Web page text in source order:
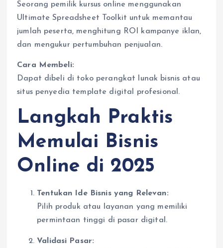
Seorang pemilik kursus online menggunakan
Ultimate Spreadsheet Toolkit untuk memantau
jumlah peserta, menghitung ROI kampanye iklan,
dan mengukur pertumbuhan penjualan.
Cara Membeli:
Dapat dibeli di toko perangkat lunak bisnis atau
situs penyedia template digital profesional.
Langkah Praktis
Memulai Bisnis
Online di 2025
Tentukan Ide Bisnis yang Relevan:
Pilih produk atau layanan yang memiliki
permintaan tinggi di pasar digital.
Validasi Pasar: